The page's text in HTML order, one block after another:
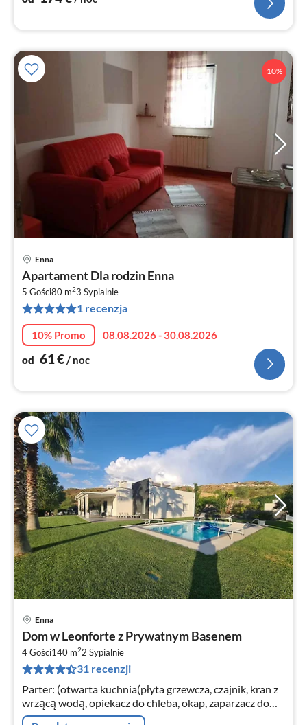
10%
Enna
Apartament Dla rodzin Enna
5 Gości80 m23 Sypialnie
1 recenzja
10% Promo
08.08.2026 - 30.08.2026
od 61€/ noc
Enna
Dom w Leonforte z Prywatnym Basenem
4 Gości140 m22 Sypialnie
31 recenzji
Parter: (otwarta kuchnia(płyta grzewcza, czajnik, kran z
wrzącą wodą, opiekacz do chleba, okap, zaparzacz do
kawy, piekarnik, kuchenka mikrofalowa, zmywarka do